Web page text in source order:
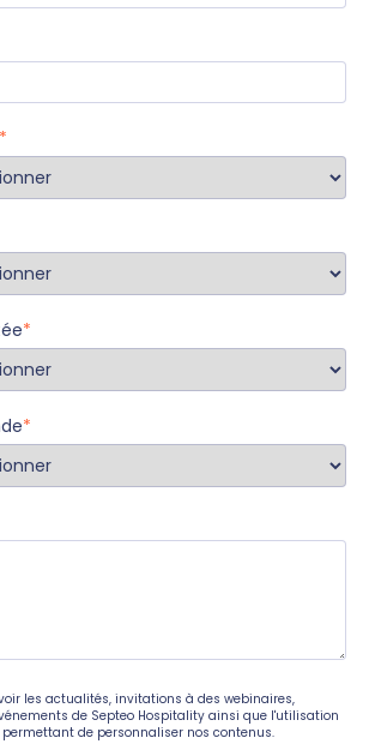
*
*
*
les actualités, invitations à des webinaires,
de Septeo Hospitality ainsi que l'utilisation
de personnaliser nos contenus.